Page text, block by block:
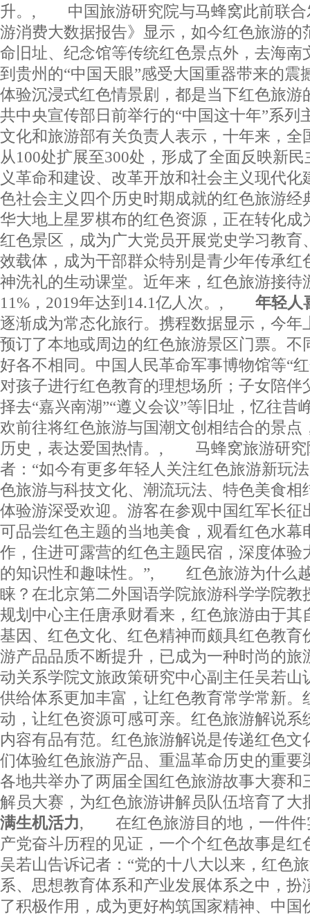
升。, 中国旅游研究院与马蜂窝此前联合
游消费大数据报告》显示，如今红色旅游的
命旧址、纪念馆等传统红色景点外，去海南
到贵州的“中国天眼”感受大国重器带来的震
体验沉浸式红色情景剧，都是当下红色
共中央宣传部日前举行的“中国这十年”系列
文化和旅游部有关负责人表示，十年来，全
从100处扩展至300处，形成了全面反映新
义革命和建设、改革开放和社会主义现代化
色社会主义四个历史时期成就的红色旅游经
华大地上星罗棋布的红色资源，正在转化成
红色景区，成为广大党员开展党史学习教育
效载体，成为干部群众特别是青少年传承红
神洗礼的生动课堂。近年来，红色旅游接待
11%，2019年达到14.1亿人次。, 年轻人
逐渐成为常态化旅行。携程数据显示，今年
预订了本地或周边的红色旅游景区门票。不
好各不相同。中国人民革命军事博物馆等“
对孩子进行红色教育的理想场所；子女陪伴
择去“嘉兴南湖”“遵义会议”等旧址，忆往昔
欢前往将红色旅游与国潮文创相结合的景点
历史，表达爱国热情。, 马蜂窝旅游研究
者：“如今有更多年轻人关注红色旅游新玩
色旅游与科技文化、潮流玩法、特色美食相
体验游深受欢迎。游客在参观中国红军长征
可品尝红色主题的当地美食，观看红色水幕
作，住进可露营的红色主题民宿，深度体验
的知识性和趣味性。”, 红色旅游为什么
睐？在北京第二外国语学院旅游科学学院教
规划中心主任唐承财看来，红色旅游由于其
基因、红色文化、红色精神而颇具红色教育
游产品品质不断提升，已成为一种时尚
动关系学院文旅政策研究中心副主任吴若山
供给体系更加丰富，让红色教育常学常新。
动，让红色资源可感可亲。红色旅游解说系
内容有品有范。红色旅游解说是传递红色文
们体验红色旅游产品、重温革命历史的重要
各地共举办了两届全国红色旅游故事大赛和
解员大赛，为红色旅游讲解员队伍培育
满生机活力, 在红色旅游目的地，一件件
产党奋斗历程的见证，一个个红色故事是红
吴若山告诉记者：“党的十八大以来，红色
系、思想教育体系和产业发展体系之中，扮
了积极作用，成为更好构筑国家精神、中国